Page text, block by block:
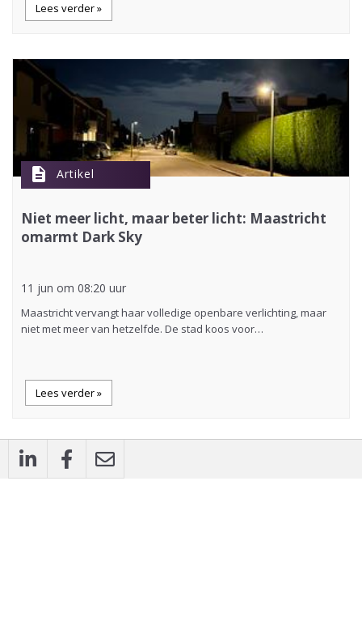
Lees verder »
description Artikel
Niet meer licht, maar beter licht: Maastricht
omarmt Dark Sky
11 jun om 08:20 uur
Maastricht vervangt haar volledige openbare verlichting, maar
niet met meer van hetzelfde. De stad koos voor…
Lees verder »